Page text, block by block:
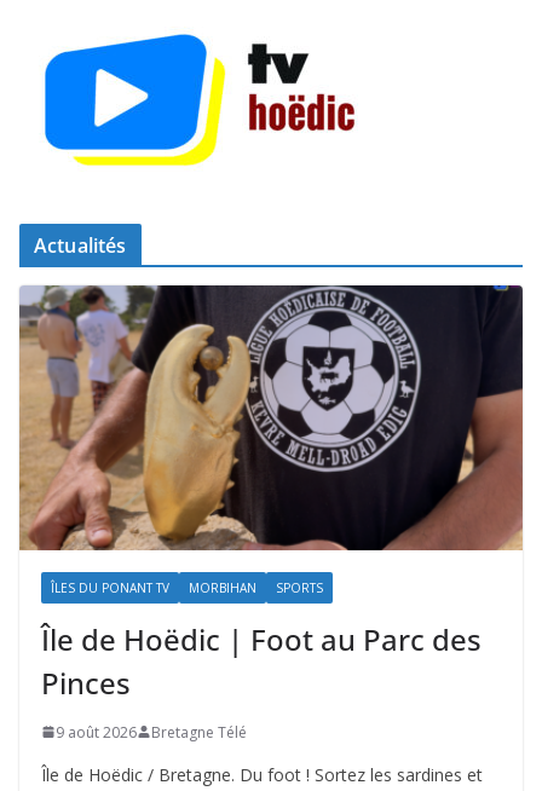
Actualités
ÎLES DU PONANT TV MORBIHAN SPORTS
Île de Hoëdic | Foot au Parc des
Pinces
9 août 2026 Bretagne Télé
Île de Hoëdic / Bretagne. Du foot ! Sortez les sardines et